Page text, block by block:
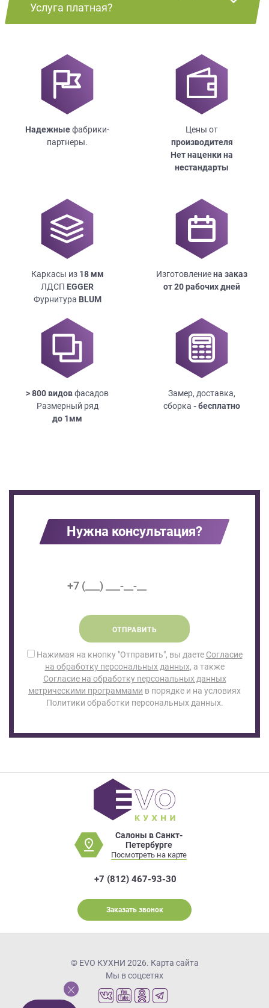
Услуга платная?
Надежныефабрики-
партнеры.
Цены от
производителя
Нет наценки на
нестандарты
Каркасы из 18мм
ЛДСП EGGER
Фурнитура BLUM
Изготовлениена заказ
от 20 рабочих дней
> 800 видовфасадов
Размерный ряд
до 1мм
Замер, доставка,
сборка - бесплатно
Нужна консультация?
ОТПРАВИТЬ
Нажимая на кнопку "Отправить", вы даете Согласие
на обработку персональных данных, а также
Согласие на обработку персональных данных
метрическими программами в порядке и на условиях
Политики обработки персональных данных.
Салоны в Санкт-
Петербурге
Посмотреть на карте
+7 (812) 467-93-30
Заказать звонок
© EVO КУХНИ 2026. Карта сайта
Мы в соцсетях